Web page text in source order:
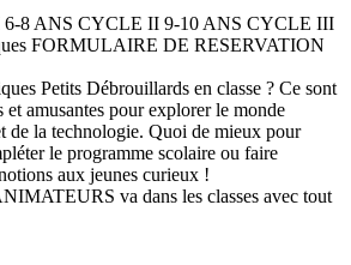
6-8 ANS CYCLE II 9-10 ANS CYCLE III
FORMULAIRE DE RESERVATION
Petits Débrouillards en classe ? Ce sont
et amusantes pour explorer le monde
de la technologie. Quoi de mieux pour
le programme scolaire ou faire
aux jeunes curieux !
va dans les classes avec tout